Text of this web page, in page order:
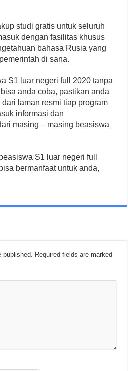
studi gratis untuk seluruh
dengan fasilitas khusus
bahasa Rusia yang
di sana.
S1 luar negeri full 2020 tanpa
anda coba, pastikan anda
laman resmi tiap program
informasi dan
masing – masing beasiswa
S1 luar negeri full
bermanfaat untuk anda,
published. Required fields are marked